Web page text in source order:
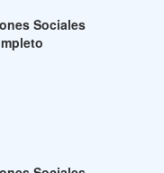
Sociales